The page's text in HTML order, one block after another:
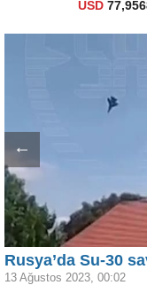
USD
←
Rusya’da Su-30
13 Ağustos 2023, 00:02